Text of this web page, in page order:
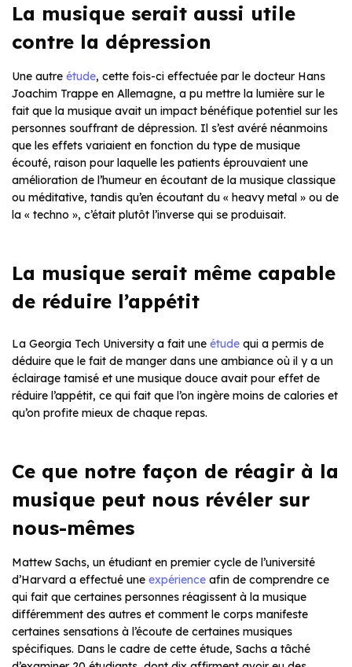
La musique serait aussi utile
contre la dépression
Une autre étude, cette fois-ci effectuée par le docteur Hans
Joachim Trappe en Allemagne, a pu mettre la lumière sur le
fait que la musique avait un impact bénéfique potentiel sur les
personnes souffrant de dépression. Il s’est avéré néanmoins
que les effets variaient en fonction du type de musique
écouté, raison pour laquelle les patients éprouvaient une
amélioration de l’humeur en écoutant de la musique classique
ou méditative, tandis qu’en écoutant du « heavy metal » ou de
la « techno », c’était plutôt l’inverse qui se produisait.
La musique serait même capable
de réduire l’appétit
La Georgia Tech University a fait une étude qui a permis de
déduire que le fait de manger dans une ambiance où il y a un
éclairage tamisé et une musique douce avait pour effet de
réduire l’appétit, ce qui fait que l’on ingère moins de calories et
qu’on profite mieux de chaque repas.
Ce que notre façon de réagir à la
musique peut nous révéler sur
nous-mêmes
Mattew Sachs, un étudiant en premier cycle de l’université
d’Harvard a effectué une expérience afin de comprendre ce
qui fait que certaines personnes réagissent à la musique
différemment des autres et comment le corps manifeste
certaines sensations à l’écoute de certaines musiques
spécifiques. Dans le cadre de cette étude, Sachs a tâché